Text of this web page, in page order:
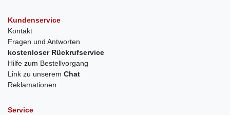
Kundenservice
Kontakt
Fragen und Antworten
kostenloser Rückrufservice
Hilfe zum Bestellvorgang
Link zu unserem Chat
Reklamationen
Service